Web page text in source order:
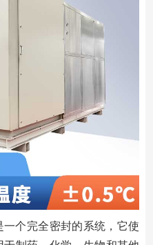
个完全密封的系统，它使